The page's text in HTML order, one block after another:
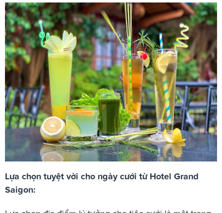
Lựa chọn tuyệt vời cho ngày cưới từ Hotel Grand
Saigon: